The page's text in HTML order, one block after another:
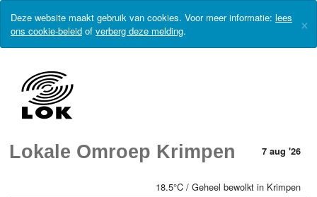
Deze website maakt gebruik van cookies. Voor meer informatie: lees
ons cookie-beleid of verberg deze melding. ×
Lokale Omroep Krimpen 7 aug '26
18.5°C / Geheel bewolkt in Krimpen